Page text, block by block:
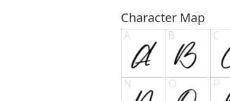
Character Map